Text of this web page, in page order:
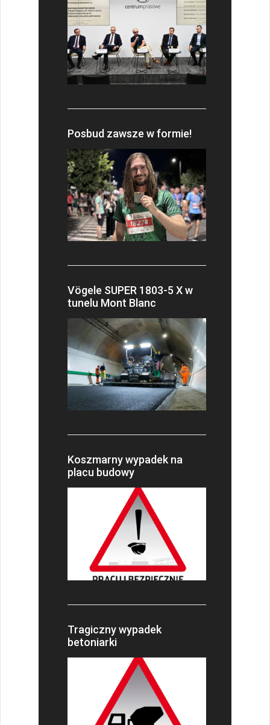
Posbud zawsze w formie!
Vögele SUPER 1803-5 X w
tunelu Mont Blanc
Koszmarny wypadek na
placu budowy
Tragiczny wypadek
betoniarki